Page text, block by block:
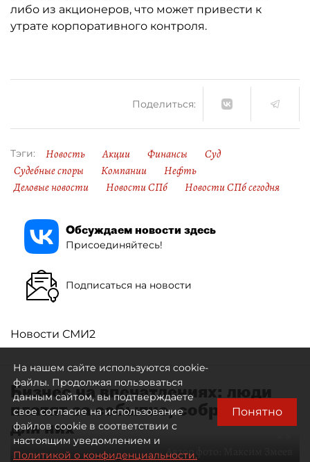
либо из акционеров, что может привести к
утрате корпоративного контроля.
Поделиться:
Тэги: Новость Акции Финансы
Суд
Судебные споры
Компании
Нефть
Деловые новости
Новости СПб Новости СПб сегодня
Обсуждаем новости здесь
Присоединяйтесь!
Подписаться на новости
Новости СМИ2
Бизнес на впечатлениях: люди
платят за событие, собранное
для них
Автор фото:
На нашем сайте используются cookie-
файлы. Продолжая пользоваться
данным сайтом, вы подтверждаете
свое согласие на использование
файлов cookie в соответствии с
настоящим уведомлением и
Политикой о конфиденциальности.
Понятно